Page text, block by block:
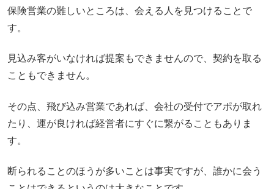
保険営業の難しいところは、会える人を見つけることで
す。
見込み客がいなければ提案もできませんので、契約を取る
こともできません。
その点、飛び込み営業であれば、会社の受付でアポが取れ
たり、運が良ければ経営者にすぐに繋がることもありま
す。
断られることのほうが多いことは事実ですが、誰かに会う